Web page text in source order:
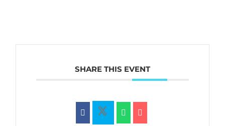
SHARE THIS EVENT